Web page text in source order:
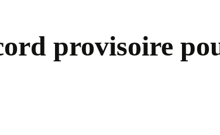
provisoire